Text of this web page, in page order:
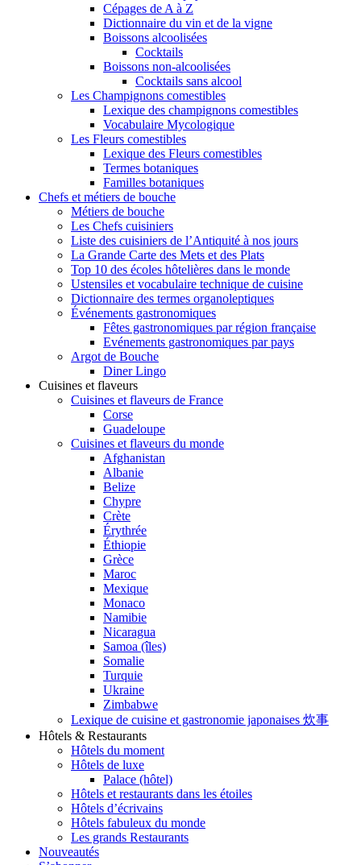
Cépages de A à Z
Dictionnaire du vin et de la vigne
Boissons alcoolisées
Cocktails
Boissons non-alcoolisées
Cocktails sans alcool
Les Champignons comestibles
Lexique des champignons comestibles
Vocabulaire Mycologique
Les Fleurs comestibles
Lexique des Fleurs comestibles
Termes botaniques
Familles botaniques
Chefs et métiers de bouche
Métiers de bouche
Les Chefs cuisiniers
Liste des cuisiniers de l’Antiquité à nos jours
La Grande Carte des Mets et des Plats
Top 10 des écoles hôtelières dans le monde
Ustensiles et vocabulaire technique de cuisine
Dictionnaire des termes organoleptiques
Événements gastronomiques
Fêtes gastronomiques par région française
Evénements gastronomiques par pays
Argot de Bouche
Diner Lingo
Cuisines et flaveurs
Cuisines et flaveurs de France
Corse
Guadeloupe
Cuisines et flaveurs du monde
Afghanistan
Albanie
Belize
Chypre
Crète
Érythrée
Éthiopie
Grèce
Maroc
Mexique
Monaco
Namibie
Nicaragua
Samoa (îles)
Somalie
Turquie
Ukraine
Zimbabwe
Lexique de cuisine et gastronomie japonaises 炊事
Hôtels & Restaurants
Hôtels du moment
Hôtels de luxe
Palace (hôtel)
Hôtels et restaurants dans les étoiles
Hôtels d’écrivains
Hôtels fabuleux du monde
Les grands Restaurants
Nouveautés